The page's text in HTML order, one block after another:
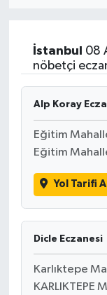
İstanbul
08
nöbetçi
Alp Koray
Eğitim
Eğitim
Yol Tarifi Al
Dicle Eczanesi
Karlıktepe
KARLIKTEPE
Sağlık
Magazin
Teknoloji
Bilim